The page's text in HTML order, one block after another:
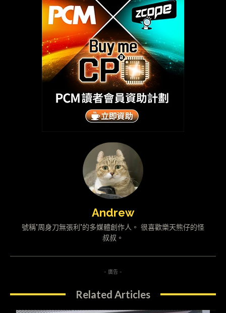
Andrew
號稱"周身刀無張利"的多媒體創作人。 很喜歡樂天熊仔的怪
叔叔。
- 廣告 -
Related Articles